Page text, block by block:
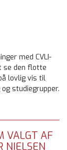
med CVLI-
se den flotte
lovlig vis til
studiegrupper.
VALGT AF
NIELSEN